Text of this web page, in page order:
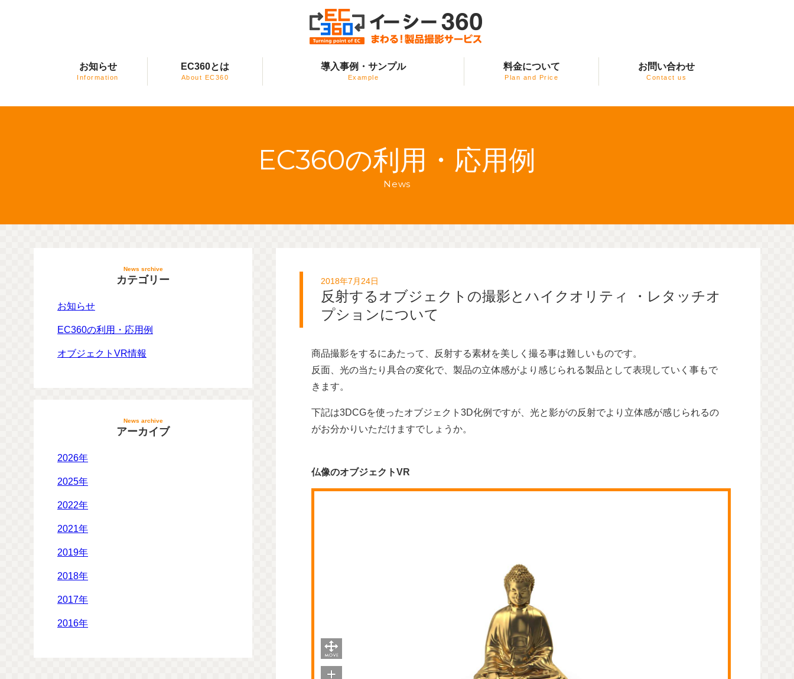
EC360（イーシー・サ
ンロクマル）
お知らせ
Information
EC360とは
About EC360
導入事例・サンプル
Example
料金について
Plan and Price
お問い合わせ
Contact us
EC360の利用・応用例
News
2018年7月24日
反射するオブジェクトの撮影とハイクオリティ ・レタッチオ
プションについて
商品撮影をするにあたって、反射する素材を美しく撮る事は難しいものです。
反面、光の当たり具合の変化で、製品の立体感がより感じられる製品として表現していく事もで
きます。
下記は3DCGを使ったオブジェクト3D化例ですが、光と影がの反射でより立体感が感じられるの
がお分かりいただけますでしょうか。
仏像のオブジェクトVR
News srchive
カテゴリー
お知らせ
EC360の利用・応用例
オブジェクトVR情報
News archive
アーカイブ
2026年
2025年
2022年
2021年
2019年
2018年
2017年
2016年